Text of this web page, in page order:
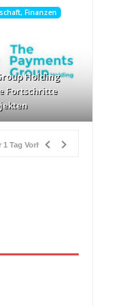
Finanzen
Holding
Fortschritte
1 Tag Vorher